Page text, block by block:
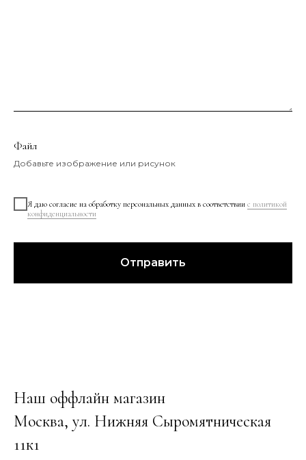
Файл
Добавьте изображение или рисунок
Я даю согласие на обработку персональных данных в соответствии с политикой
конфиденциальности
Отправить
Наш оффлайн магазин
Москва, ул. Нижняя Сыромятническая
11к1